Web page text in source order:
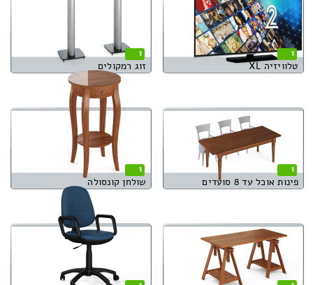
1
טלוויזיה XL
1
זוג רמקולים
1
פינות אוכל עד 8 סועדים
1
שולחן קונסולה